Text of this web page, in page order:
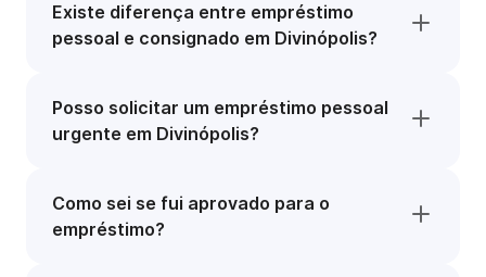
Existe diferença entre empréstimo
pessoal e consignado em Divinópolis?
Posso solicitar um empréstimo pessoal
urgente em Divinópolis?
Como sei se fui aprovado para o
empréstimo?